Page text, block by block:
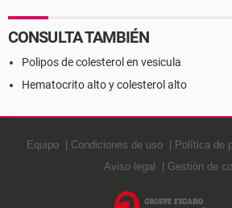
CONSULTA TAMBIÉN
Polipos de colesterol en vesicula
Hematocrito alto y colesterol alto
Equipo Condiciones de uso Política de
Aviso legal
Gestión de